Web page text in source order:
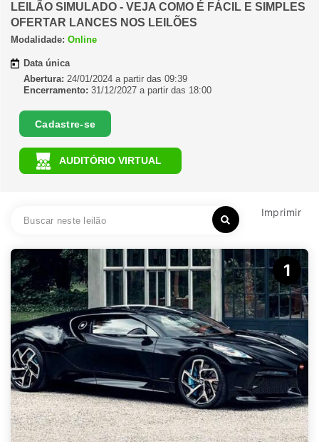
LEILÃO SIMULADO - VEJA COMO É FÁCIL E SIMPLES
OFERTAR LANCES NOS LEILÕES
Modalidade: Online
Data única
Abertura: 24/01/2024 a partir das 09:39
Encerramento: 31/12/2027 a partir das 18:00
Cadastre-se
AUDITÓRIO VIRTUAL
Imprimir
1